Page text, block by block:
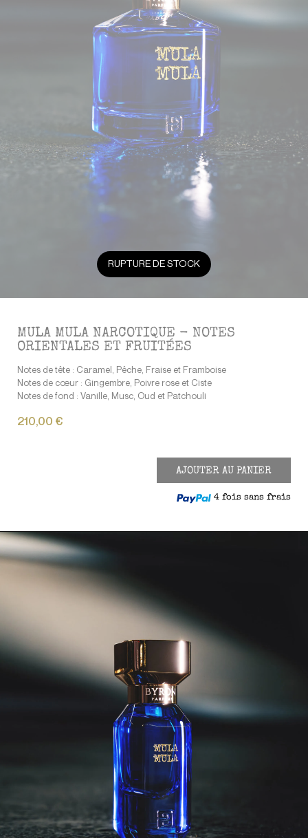
RUPTURE DE STOCK
MULA MULA NARCOTIQUE - NOTES
ORIENTALES ET FRUITÉES
Notes de tête : Caramel, Pêche, Fraise et Framboise
Notes de cœur : Gingembre, Poivre rose et Ciste
Notes de fond : Vanille, Musc, Oud et Patchouli
210,00 €
AJOUTER AU PANIER
4 fois sans frais